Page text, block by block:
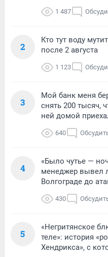
1 487
2
Кто тут воду
после 2 августа
1 123
3
Мой банк меня
снять 200 тысяч,
ней домой
640
4
«Было чутье —
менеджер вывел
Волгограде до
430
5
«Негритянское
теле»: история
Хендрикса», с